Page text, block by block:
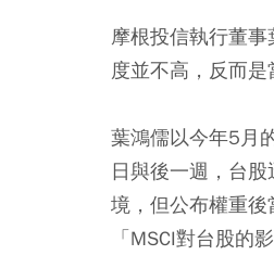
摩根投信執行董
度並不高，反而是
葉鴻儒以今年5月
日與後一週，台
境，但公布權重後
「MSCI對台股的